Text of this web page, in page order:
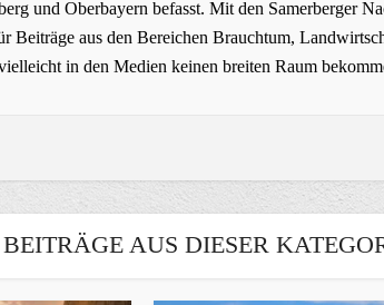
und Oberbayern befasst. Mit den Samerberger
Beiträge aus den Bereichen Brauchtum,
in den Medien keinen breiten Raum
AUS DIESER